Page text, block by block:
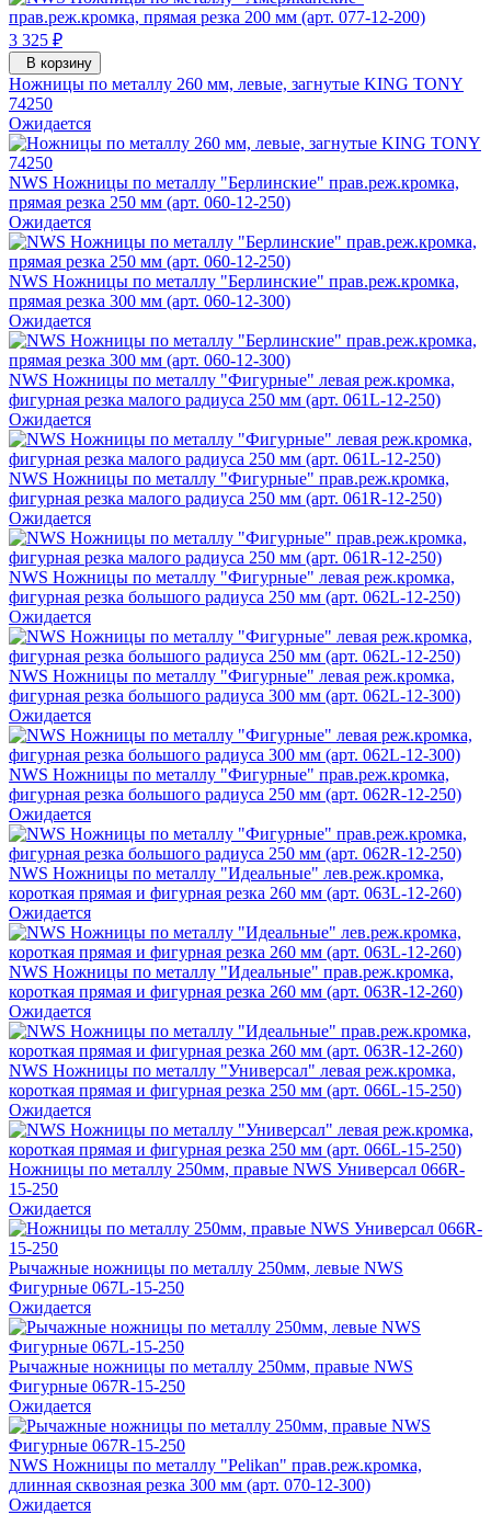
3 325 ₽
В корзину
Ножницы по металлу 260 мм, левые, загнутые KING TONY
74250
Ожидается
NWS Ножницы по металлу "Берлинские" прав.реж.кромка,
прямая резка 250 мм (арт. 060-12-250)
Ожидается
NWS Ножницы по металлу "Берлинские" прав.реж.кромка,
прямая резка 300 мм (арт. 060-12-300)
Ожидается
NWS Ножницы по металлу "Фигурные" левая реж.кромка,
фигурная резка малого радиуса 250 мм (арт. 061L-12-250)
Ожидается
NWS Ножницы по металлу "Фигурные" прав.реж.кромка,
фигурная резка малого радиуса 250 мм (арт. 061R-12-250)
Ожидается
NWS Ножницы по металлу "Фигурные" левая реж.кромка,
фигурная резка большого радиуса 250 мм (арт. 062L-12-250)
Ожидается
NWS Ножницы по металлу "Фигурные" левая реж.кромка,
фигурная резка большого радиуса 300 мм (арт. 062L-12-300)
Ожидается
NWS Ножницы по металлу "Фигурные" прав.реж.кромка,
фигурная резка большого радиуса 250 мм (арт. 062R-12-250)
Ожидается
NWS Ножницы по металлу "Идеальные" лев.реж.кромка,
короткая прямая и фигурная резка 260 мм (арт. 063L-12-260)
Ожидается
NWS Ножницы по металлу "Идеальные" прав.реж.кромка,
короткая прямая и фигурная резка 260 мм (арт. 063R-12-260)
Ожидается
NWS Ножницы по металлу "Универсал" левая реж.кромка,
короткая прямая и фигурная резка 250 мм (арт. 066L-15-250)
Ожидается
Ножницы по металлу 250мм, правые NWS Универсал 066R-
15-250
Ожидается
Рычажные ножницы по металлу 250мм, левые NWS
Фигурные 067L-15-250
Ожидается
Рычажные ножницы по металлу 250мм, правые NWS
Фигурные 067R-15-250
Ожидается
NWS Ножницы по металлу "Pelikan" прав.реж.кромка,
длинная сквозная резка 300 мм (арт. 070-12-300)
Ожидается